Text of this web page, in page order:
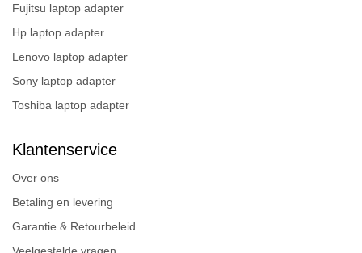
Fujitsu laptop adapter
Hp laptop adapter
Lenovo laptop adapter
Sony laptop adapter
Toshiba laptop adapter
Klantenservice
Over ons
Betaling en levering
Garantie & Retourbeleid